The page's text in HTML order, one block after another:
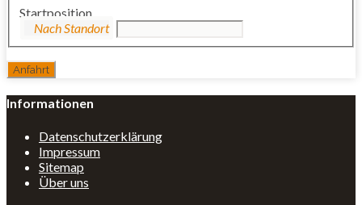
Startposition
Informationen
Datenschutzerklärung
Impressum
Sitemap
Über uns